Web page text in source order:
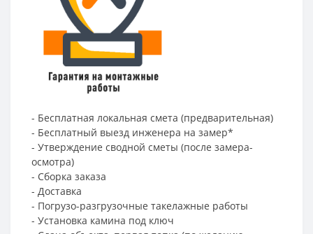
- Бесплатная локальная смета (предварительная)
- Бесплатный выезд инженера на замер*
- Утверждение сводной сметы (после замера-
осмотра)
- Сборка заказа
- Доставка
- Погрузо-разгрузочные такелажные работы
- Установка камина под ключ